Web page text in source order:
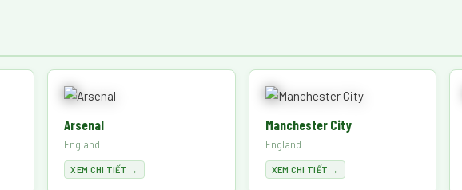
Arsenal
England
XEM CHI TIẾT →
Manchester City
England
XEM CHI TIẾT →